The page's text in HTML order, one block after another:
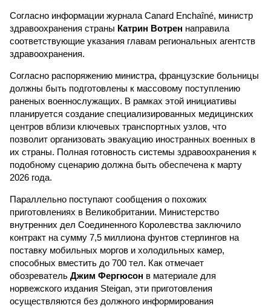
Согласно информации журнала Canard Enchaîné, министр
здравоохранения страны Катрин Вотрен направила
соответствующие указания главам региональных агентств
здравоохранения.
Согласно распоряжению министра, французские больницы
должны быть подготовлены к массовому поступлению
раненых военнослужащих. В рамках этой инициативы
планируется создание специализированных медицинских
центров вблизи ключевых транспортных узлов, что
позволит организовать эвакуацию иностранных военных в
их страны. Полная готовность системы здравоохранения к
подобному сценарию должна быть обеспечена к марту
2026 года.
Параллельно поступают сообщения о похожих
приготовлениях в Великобритании. Министерство
внутренних дел Соединенного Королевства заключило
контракт на сумму 7,5 миллиона фунтов стерлингов на
поставку мобильных моргов и холодильных камер,
способных вместить до 700 тел. Как отмечает
обозреватель Джим Фергюсон в материале для
норвежского издания Steigan, эти приготовления
осуществляются без должного информирования